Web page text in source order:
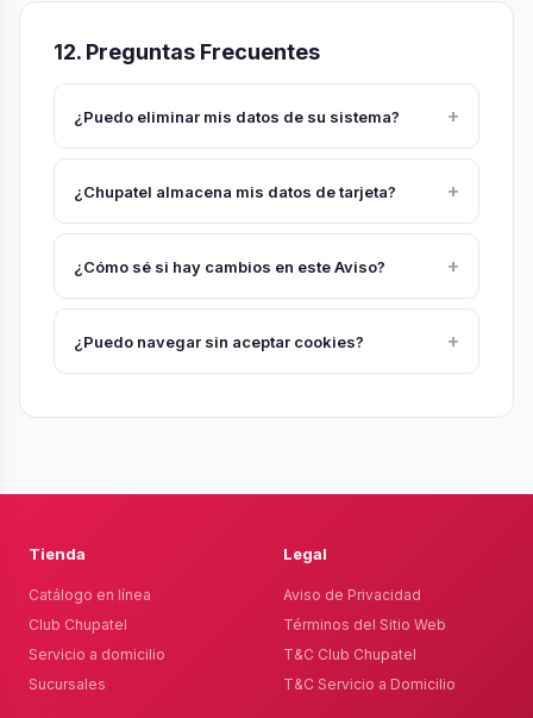
12. Preguntas Frecuentes
¿Puedo eliminar mis datos de su sistema? +
Sí, mediante solicitud ARCO enviada a
contacto@chupatel.com.
¿Chupatel almacena mis datos de tarjeta? +
No, trabajamos con plataformas de pago seguras
que manejan esa información.
¿Cómo sé si hay cambios en este Aviso? +
Se publicarán en nuestro sitio web y notificaremos
cambios relevantes por los canales registrados.
¿Puedo navegar sin aceptar cookies? +
Tienda
Catálogo en línea
Club Chupatel
Servicio a domicilio
Sucursales
Legal
Aviso de Privacidad
Términos del Sitio Web
T&C Club Chupatel
T&C Servicio a Domicilio